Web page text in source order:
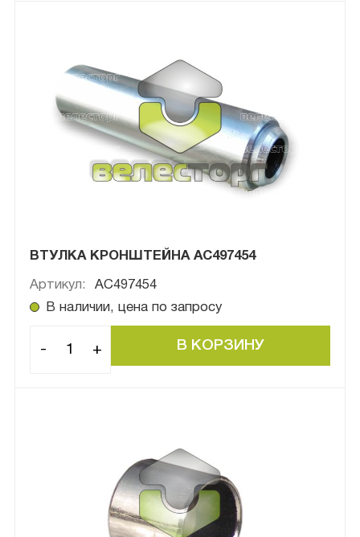
ВТУЛКА КРОНШТЕЙНА AC497454
Артикул:
AC497454
В наличии, цена по запросу
- +